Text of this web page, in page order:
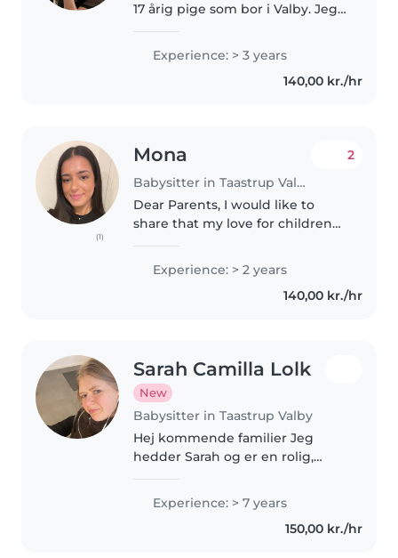
17 årig pige som bor i Valby. Jeg
og leder efter et babysitnings
job. Jeg har selv to små
søskende som jeg har passet
Experience: > 3 years
140,00 kr./hr
(1)
Mona
Babysitter in Taastrup Valby
2
Dear Parents, I would like to
share that my love for children
fostering connections and
security. Although I have prior
experience caring for children,..
Experience: > 2 years
140,00 kr./hr
Sarah Camilla Lolk
New
Babysitter in Taastrup Valby
Hej kommende familier Jeg
hedder Sarah og er en rolig,
Jeg er netop blevet optaget på
pædagoguddannelsen, fordi jeg
brænder for at arbejde med
Experience: > 7 years
150,00 kr./hr